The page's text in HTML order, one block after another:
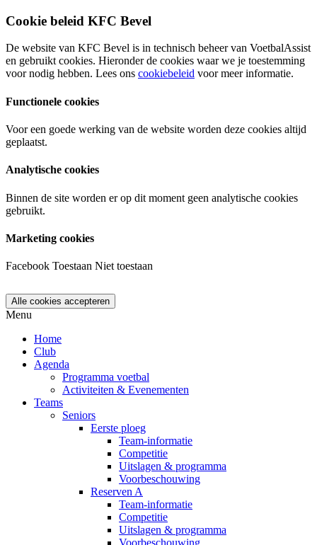
Cookie beleid KFC Bevel
De website van KFC Bevel is in technisch beheer van VoetbalAssist
en gebruikt cookies. Hieronder de cookies waar we je toestemming
voor nodig hebben. Lees ons cookiebeleid voor meer informatie.
Functionele cookies
Voor een goede werking van de website worden deze cookies altijd
geplaatst.
Analytische cookies
Binnen de site worden er op dit moment geen analytische cookies
gebruikt.
Marketing cookies
Facebook Toestaan Niet toestaan
Menu
Home
Club
Agenda
Programma voetbal
Activiteiten & Evenementen
Teams
Seniors
Eerste ploeg
Team-informatie
Competitie
Uitslagen & programma
Voorbeschouwing
Reserven A
Team-informatie
Competitie
Uitslagen & programma
Voorbeschouwing